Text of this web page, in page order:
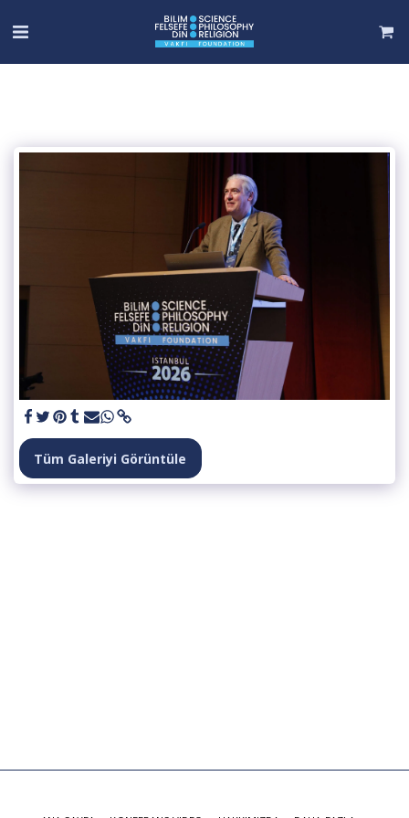
Tüm Galeriyi Görüntüle